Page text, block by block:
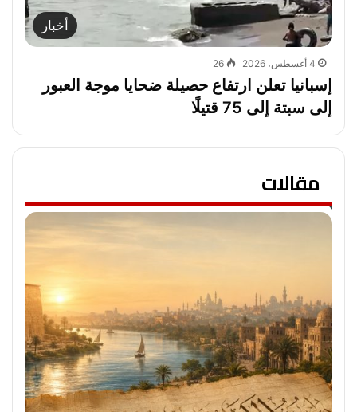
أخبار
4 أغسطس، 2026 26
إسبانيا تعلن ارتفاع حصيلة ضحايا موجة العبور
إلى سبتة إلى 75 قتيلًا
مقالات